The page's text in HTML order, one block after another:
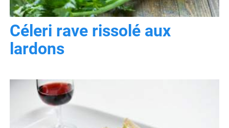
Céleri rave rissolé aux
lardons